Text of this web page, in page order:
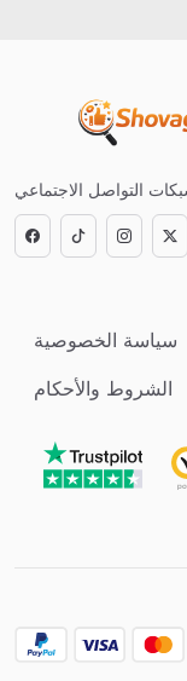
التواصل الاجتماعي
سياسة الخصوصية
الشروط والأحكام